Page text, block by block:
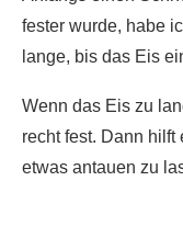
fester wurde, habe
lange, bis das Eis
Wenn das Eis zu
recht fest. Dann hilft
etwas antauen zu